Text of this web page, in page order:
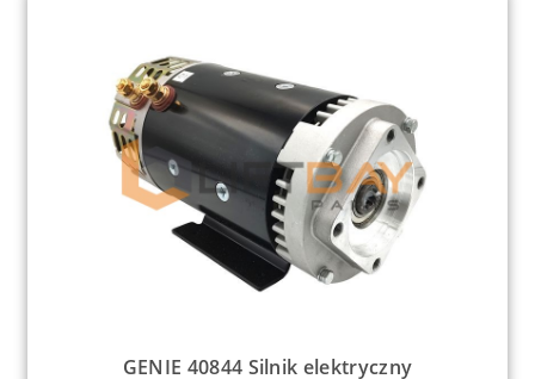
GENIE 40844 Silnik elektryczny